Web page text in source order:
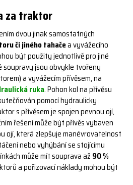
za traktor
dvou jinak samostatných
či jiného tahačea vyvážecího
být použity jednotlivě pro jiné
soupravy jsou obvykle tvořeny
a vyvážecím přívěsem, na
ruka. Pohon kol na přívěsu
pomocí hydraulicky
s přívěsem je spojen pevnou ojí,
řešení může být přívěs vybaven
ojí, která zlepšuje manévrovatelnost
nebo vyhýbání se stojícímu
může mít souprava až 90 %
a pořizovací náklady mohou být